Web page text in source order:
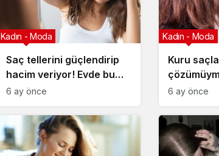
Saç tellerini güçlendirip
hacim veriyor! Evde bu
maskeyi yapmak çok
Kadın - Moda
6 ay önce
Kuru
kirlensin:
Kadın - Moda
6 ay önce